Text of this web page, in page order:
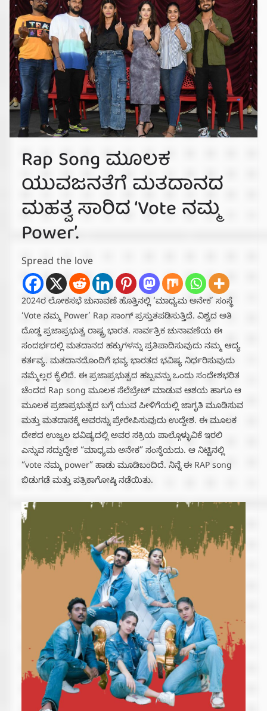
Rap Song ಮೂಲಕ
ಯುವಜನತೆಗೆ ಮತದಾನದ
ಮಹತ್ವ ಸಾರಿದ ‘Vote ನಮ್ಮ
Power’.
Spread the love
2024ರ ಲೋಕಸಭೆ ಚುನಾವಣೆ ಹೊತ್ತಿನಲ್ಲಿ ‘ಮಾಧ್ಯಮ ಅನೇಕ’ ಸಂಸ್ಥೆ
‘Vote ನಮ್ಮ Power’ Rap ಸಾಂಗ್‌ ಪ್ರಸ್ತುತಪಡಿಸುತ್ತಿದೆ. ವಿಶ್ವದ ಅತಿ
ದೊಡ್ಡ ಪ್ರಜಾಪ್ರಭುತ್ವ ರಾಷ್ಟ್ರ ಭಾರತ. ಸಾರ್ವತ್ರಿಕ ಚುನಾವಣೆಯ ಈ
ಸಂದರ್ಭದಲ್ಲಿ ಮತದಾನದ ಹಕ್ಕುಗಳನ್ನು ಪ್ರತಿಪಾದಿಸುವುದು ನಮ್ಮ ಆದ್ಯ
ಕರ್ತವ್ಯ. ಮತದಾನದೊಂದಿಗೆ ಭವ್ಯ ಭಾರತದ ಭವಿಷ್ಯ ನಿರ್ಧರಿಸುವುದು
ನಮ್ಮೆಲ್ಲರ ಕೈಲಿದೆ. ಈ ಪ್ರಜಾಪ್ರಭುತ್ವದ ಹಬ್ಬವನ್ನು ಒಂದು ಸಂದೇಶಭರಿತ
ಚೆಂದದ Rap song ಮೂಲಕ ಸೆಲೆಬ್ರೇಟ್‌ ಮಾಡುವ ಆಶಯ ಹಾಗೂ ಆ
ಮೂಲಕ ಪ್ರಜಾಪ್ರಭುತ್ವದ ಬಗ್ಗೆ ಯುವ ಪೀಳಿಗೆಯಲ್ಲಿ ಜಾಗೃತಿ ಮೂಡಿಸುವ
ಮತ್ತು ಮತದಾನಕ್ಕೆ ಅವರನ್ನು ಪ್ರೇರೇಪಿಸುವುದು ಉದ್ದೇಶ. ಈ ಮೂಲಕ
ದೇಶದ ಉಜ್ವಲ ಭವಿಷ್ಯದಲ್ಲಿ ಅವರ ಸಕ್ರಿಯ ಪಾಲ್ಗೊಳ್ಳುವಿಕೆ ಇರಲಿ
ಎನ್ನುವ ಸದ್ದುದ್ದೇಶ “ಮಾಧ್ಯಮ ಅನೇಕ” ಸಂಸ್ಥೆಯದು. ಆ ನಿಟ್ಟಿನಲ್ಲಿ
“vote ನಮ್ಮ power” ಹಾಡು ಮೂಡಿಬಂದಿದೆ. ನಿನ್ನೆ ಈ RAP song
ಬಿಡುಗಡೆ ಮತ್ತು ಪತ್ರಿಕಾಗೋಷ್ಠಿ ನಡೆಯಿತು.